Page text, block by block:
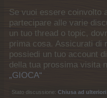
Se vuoi essere coinvolto
partecipare alle varie
un tuo thread o topic,
prima cosa. Assicurati di
possiedi un tuo account
della tua prossima visita
„GIOCA“
Stato discussione: Chiusa ad